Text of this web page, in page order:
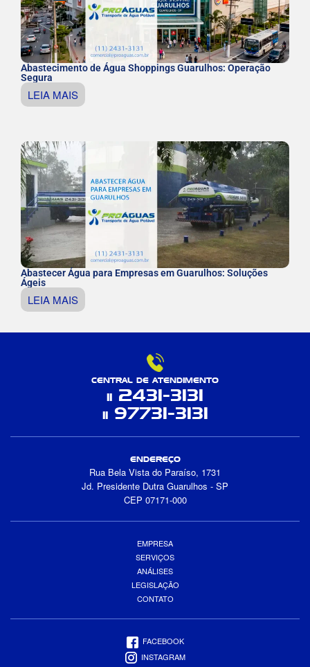
Abastecimento de Água Shoppings Guarulhos: Operação
Segura
LEIA MAIS
Abastecer Água para Empresas em Guarulhos: Soluções
Ágeis
LEIA MAIS
CENTRAL DE ATENDIMENTO
11 2431-3131
1197731-3131
ENDEREÇO
Rua Bela Vista do Paraíso, 1731
Jd. Presidente Dutra Guarulhos - SP
CEP 07171-000
EMPRESA
SERVIÇOS
ANÁLISES
LEGISLAÇÃO
CONTATO
FACEBOOK
INSTAGRAM